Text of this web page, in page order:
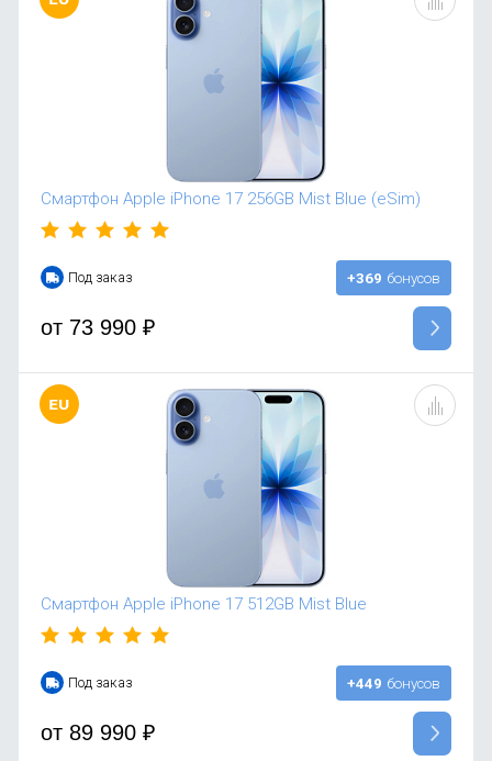
Смартфон Apple iPhone 17 256GB Mist Blue (eSim)
Под заказ +369 бонусов
от73 990 ₽
Смартфон Apple iPhone 17 512GB Mist Blue
Под заказ +449 бонусов
от89 990 ₽